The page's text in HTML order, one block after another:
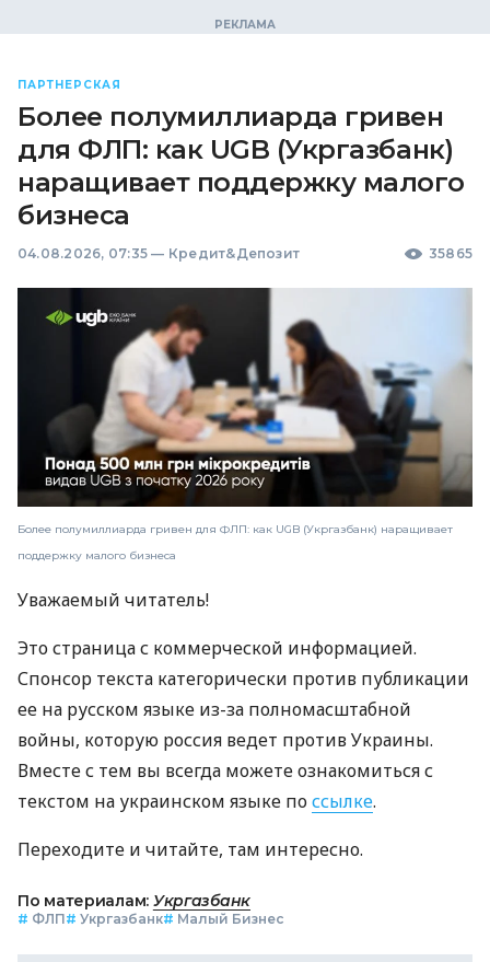
ПАРТНЕРСКАЯ
Более полумиллиарда гривен
для ФЛП: как UGB (Укргазбанк)
наращивает поддержку малого
бизнеса
04.08.2026, 07:35 — Кредит&Депозит 35865
Более полумиллиарда гривен для ФЛП: как UGB (Укргазбанк) наращивает
поддержку малого бизнеса
Уважаемый читатель!
Это страница с коммерческой информацией.
Спонсор текста категорически против публикации
ее на русском языке из-за полномасштабной
войны, которую россия ведет против Украины.
Вместе с тем вы всегда можете ознакомиться с
текстом на украинском языке поссылке.
Переходите и читайте, там интересно.
По материалам: Укргазбанк
# ФЛП# Укргазбанк# Малый Бизнес